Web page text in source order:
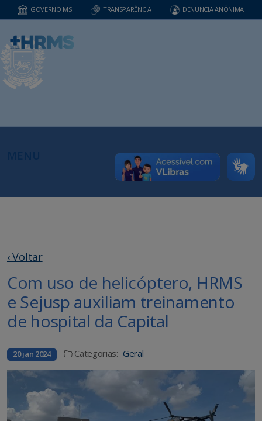
GOVERNO MS TRANSPARÊNCIA DENUNCIA ANÔNIMA
‹ Voltar
Com uso de helicóptero, HRMS
e Sejusp auxiliam treinamento
de hospital da Capital
20 jan 2024 Categorias: Geral